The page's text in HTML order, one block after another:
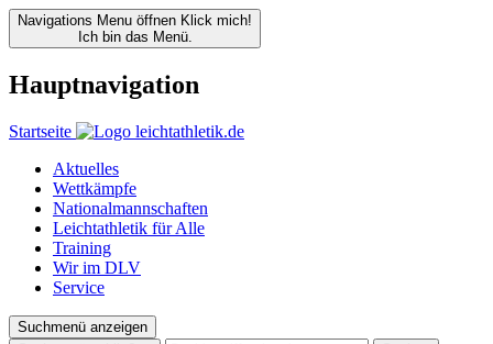
Navigations Menu öffnen Klick mich!
Ich bin das Menü.
Hauptnavigation
Startseite
Aktuelles
Wettkämpfe
Nationalmannschaften
Leichtathletik für Alle
Training
Wir im DLV
Service
Suchmenü anzeigen